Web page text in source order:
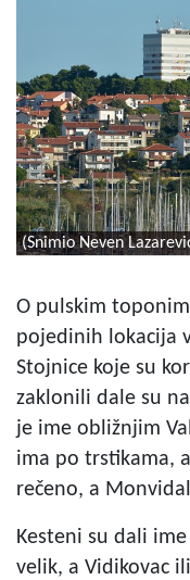
(Snimio Neven
O pulskim
pojedinih lokacija
Stojnice koje su
zaklonili dale su
je ime obližnjim
ima po trstikama,
rečeno, a
Kesteni su dali
velik, a Vidikovac